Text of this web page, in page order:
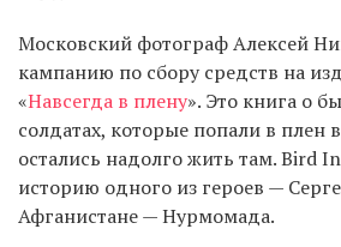
Московский фотограф Алексей
кампанию по сбору средств на
«Навсегда в плену». Это книга о
солдатах, которые попали в плен
остались надолго жить там. Bird
историю одного из героев —
Афганистане — Нурмомада.